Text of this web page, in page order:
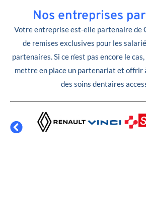
Nos entreprises
Votre entreprise est-elle partenaire de
de remises exclusives pour les
partenaires. Si ce n’est pas encore le
mettre en place un partenariat et offrir
des soins dentaires